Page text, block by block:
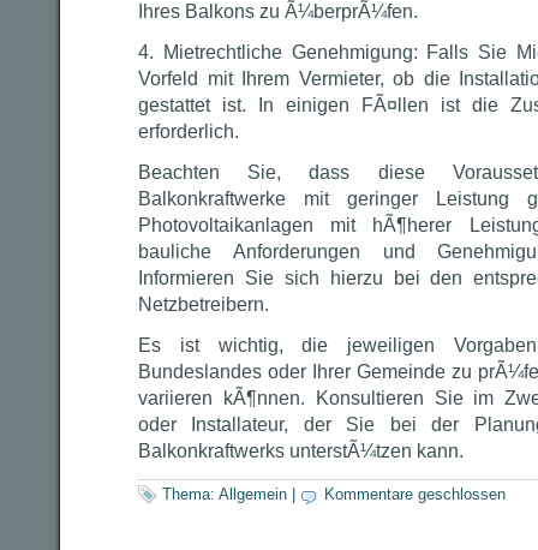
Ihres Balkons zu Ã¼berprÃ¼fen.
4. Mietrechtliche Genehmigung: Falls Sie
Vorfeld mit Ihrem Vermieter, ob die
gestattet ist. In einigen FÃ¤llen ist die
erforderlich.
Beachten Sie, dass diese
Balkonkraftwerke mit geringer Leistung
Photovoltaikanlagen mit hÃ¶herer
bauliche Anforderungen und
Informieren Sie sich hierzu bei den
Netzbetreibern.
Es ist wichtig, die jeweiligen
Bundeslandes oder Ihrer Gemeinde zu
variieren kÃ¶nnen. Konsultieren Sie im
oder Installateur, der Sie bei der
Balkonkraftwerks unterstÃ¼tzen kann.
Thema: Allgemein Kommentare geschlossen